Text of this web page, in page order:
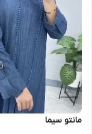
مانتو سیما